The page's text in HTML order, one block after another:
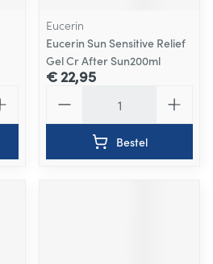
Eucerin
Eucerin Sun Sensitive Relief
Gel Cr After Sun200ml
€ 22,95
Bestel